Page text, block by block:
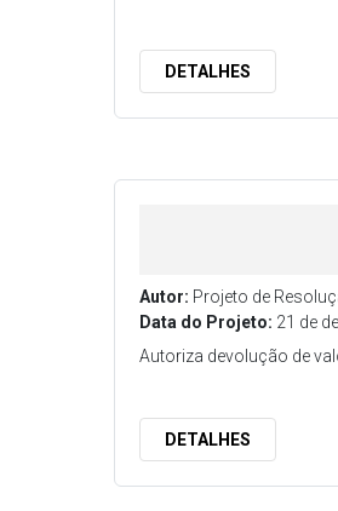
DETALHES
Autor: Projeto de
Data do Projeto: 21 de
Autoriza devolução de
DETALHES